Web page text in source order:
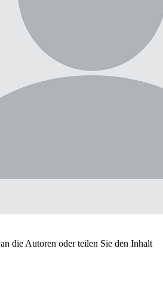
an die Autoren oder teilen Sie den Inhalt